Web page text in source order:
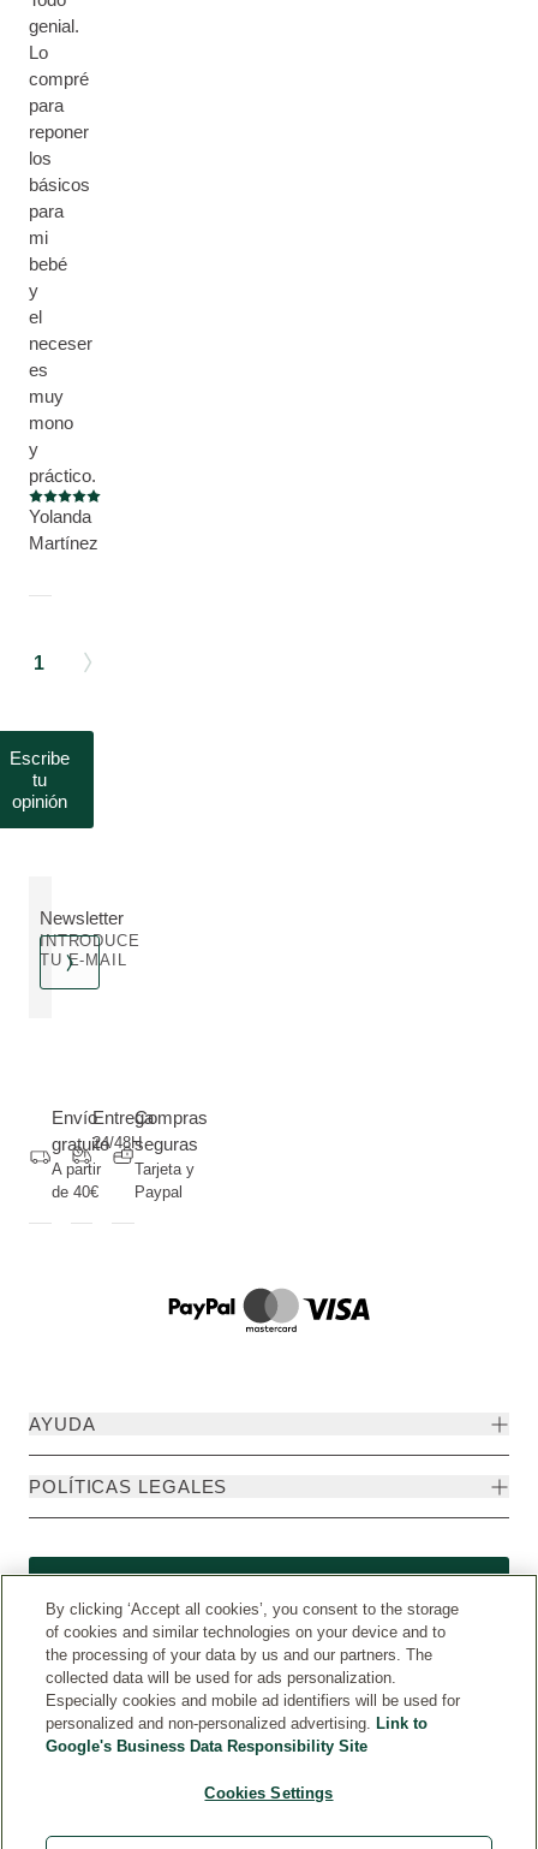
genial.
Lo
compré
para
reponer
los
básicos
para
mi
bebé
y
el
neceser
es
muy
mono
y
práctico.
Puntuación: 5 / 5 estrellas
Yolanda
Martínez
1
Escribe
tu
opinión
Newsletter
INTRODUCE
TU E-MAIL
Envío
gratuito
A partir
de 40€
Entrega
24/48H
Compras
seguras
Tarjeta y
Paypal
AYUDA
POLÍTICAS LEGALES
By clicking ‘Accept all cookies’, you consent to the storage
of cookies and similar technologies on your device and to
the processing of your data by us and our partners. The
collected data will be used for ads personalization.
Especially cookies and mobile ad identifiers will be used for
personalized and non-personalized advertising. Link to
Google's Business Data Responsibility Site
Cookies Settings